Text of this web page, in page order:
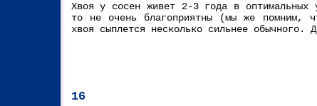
Хвоя у сосен живет 2-3 года в оптимальных
то не очень благоприятны (мы же помним,
хвоя сыплется несколько сильнее обычного.
16